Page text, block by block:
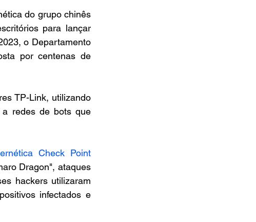
do grupo chinês
para lançar
o Departamento
por centenas de
TP-Link, utilizando
a redes de bots que
Check Point
Dragon", ataques
hackers utilizaram
infectados e